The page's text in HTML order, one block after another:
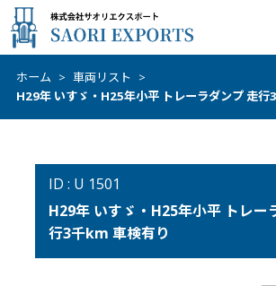
ホーム > 車両リスト >
H29年 いすゞ・H25年小平 トレーラダンプ 走行
ID : U 1501
H29年 いすゞ・H25年小平 トレー
行3千km 車検有り